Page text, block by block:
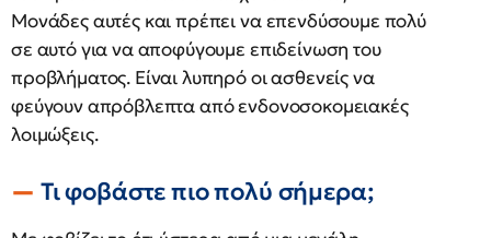
Μονάδες αυτές και πρέπει να επενδύσουμε πολύ
σε αυτό για να αποφύγουμε επιδείνωση του
προβλήματος. Είναι λυπηρό οι ασθενείς να
φεύγουν απρόβλεπτα από ενδονοσοκομειακές
λοιμώξεις.
Τι φοβάστε πιο πολύ σήμερα;